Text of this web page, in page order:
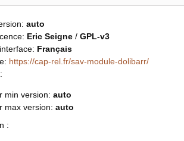
auto
Eric Seigne / GPL-v3
Français
https://cap-rel.fr/sav-module-dolibarr/
min version: auto
max version: auto
: